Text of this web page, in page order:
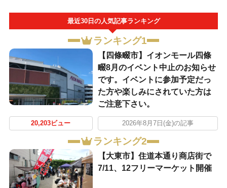
最近30日の人気記事ランキング
ランキング1
【四條畷市】イオンモール四條
畷8月のイベント中止のお知らせ
です。イベントに参加予定だっ
た方や楽しみにされていた方は
ご注意下さい。
20,203ビュー 2026年8月7日(金)の記事
ランキング2
【大東市】住道本通り商店街で
7/11、12フリーマーケット開催